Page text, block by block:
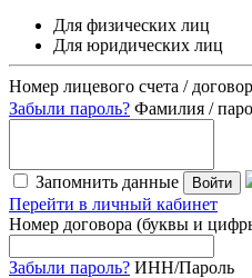
Для физических лиц
Для юридических лиц
Номер лицевого счета /
Забыли пароль? Фамилия /
Запомнить данные Войти
Перейти в личный кабинет
Номер договора (буквы и
Забыли пароль? ИНН/Пароль